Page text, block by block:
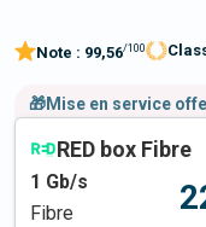
Note : 99,56/100
🎁Mise en service
RED box Fibre
1 Gb/s
Fibre